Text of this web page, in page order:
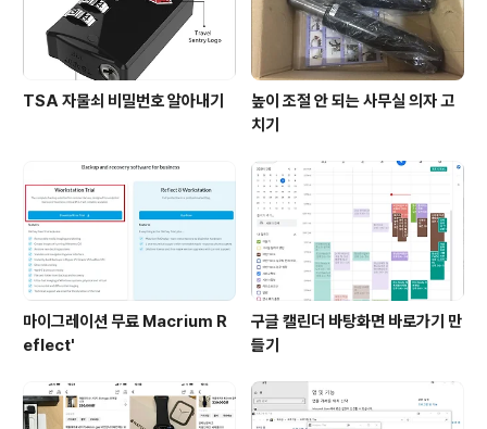
TSA 자물쇠 비밀번호 알아내기
높이 조절 안 되는 사무실 의자 고
치기
마이그레이션 무료 Macrium R
eflect'
구글 캘린더 바탕화면 바로가기 만
들기